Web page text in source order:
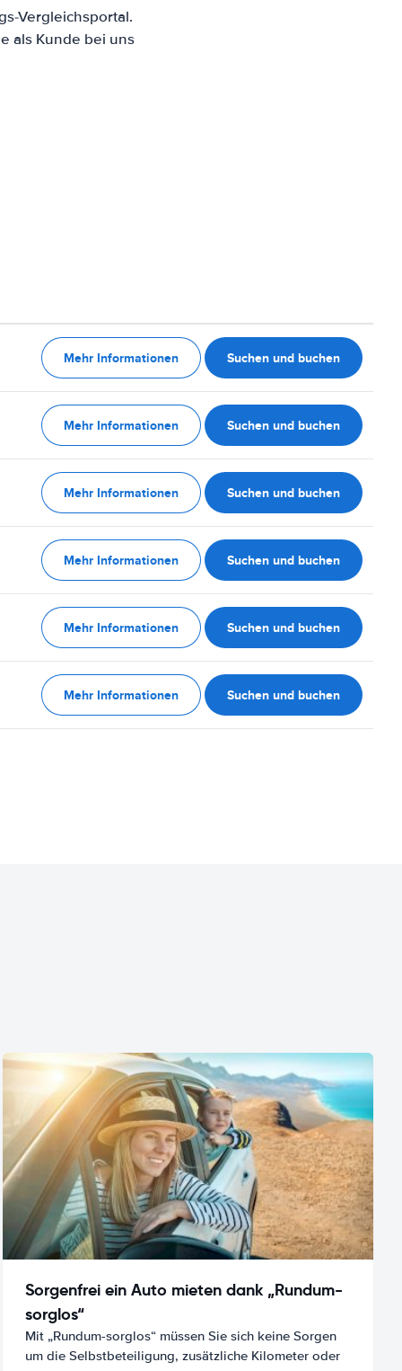
Vergleichsportal.
als Kunde bei uns
Mehr Informationen Suchen und buchen
Mehr Informationen Suchen und buchen
Mehr Informationen Suchen und buchen
Mehr Informationen Suchen und buchen
Mehr Informationen Suchen und buchen
Mehr Informationen Suchen und buchen
Sorgenfrei ein Auto mieten dank „Rundum-
sorglos“
Mit „Rundum-sorglos“ müssen Sie sich keine Sorgen
um die Selbstbeteiligung, zusätzliche Kilometer oder